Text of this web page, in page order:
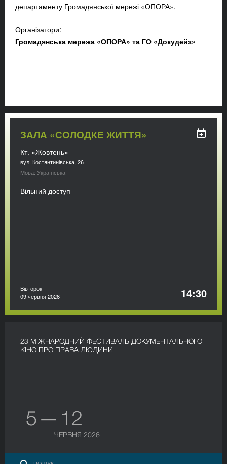
департаменту Громадянської мережі «ОПОРА».
Організатори:
Громадянська мережа «ОПОРА» та ГО «Докудейз»
ЗАЛА «СОЛОДКЕ ЖИТТЯ»
Кт. «Жовтень»
вул. Костянтинівська, 26
Мова: Українська
Вільний доступ
Вівторок
09 червня 2026
14:30
23 МІЖНАРОДНИЙ ФЕСТИВАЛЬ ДОКУМЕНТАЛЬНОГО
КІНО ПРО ПРАВА ЛЮДИНИ
5 — 12
ЧЕРВНЯ 2026